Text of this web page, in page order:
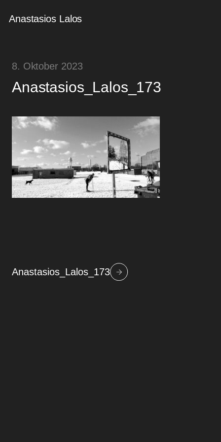
Anastasios Lalos
8. Oktober 2023
Anastasios_Lalos_173
Beitragsnavigation
Anastasios_Lalos_173